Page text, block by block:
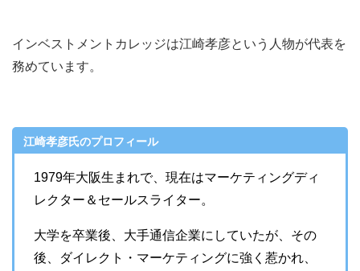
インベストメントカレッジは江崎孝彦という人物が代表を
務めています。
江崎孝彦氏のプロフィール
1979年大阪生まれで、現在はマーケティングディ
レクター＆セールスライター。
大学を卒業後、大手通信企業にしていたが、その
後、ダイレクト・マーケティングに強く惹かれ、